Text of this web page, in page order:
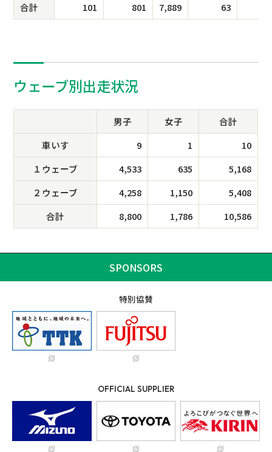
合計
101 801 7,889 63
ウェーブ別出走状況
男子 女子
合計
車いす
9 1
10
１ウェーブ
4,533 635
5,168
２ウェーブ
4,258 1,150
5,408
合計
8,800 1,786 10,586
SPONSORS
特別協賛
OFFICIAL SUPPLIER